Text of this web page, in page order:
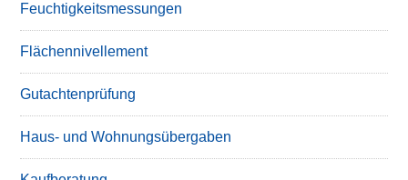
Feuchtigkeitsmessungen
Flächennivellement
Gutachtenprüfung
Haus- und Wohnungsübergaben